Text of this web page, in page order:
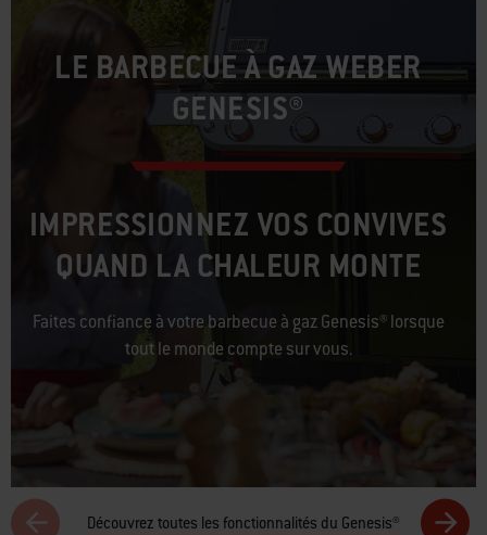
LE BARBECUE À GAZ WEBER
GENESIS®
IMPRESSIONNEZ VOS CONVIVES
QUAND LA CHALEUR MONTE
Faites confiance à votre barbecue à gaz Genesis® lorsque
tout le monde compte sur vous.
Découvrez toutes les fonctionnalités du Genesis®